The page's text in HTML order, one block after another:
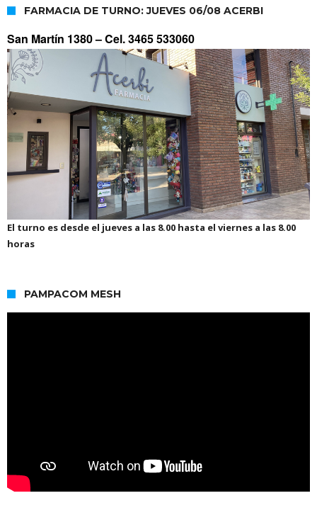
FARMACIA DE TURNO: JUEVES 06/08 ACERBI
San Martín 1380 –Cel. 3465 533060
El turno es desde el jueves a las 8.00 hasta el viernes a las 8.00
horas
PAMPACOM MESH